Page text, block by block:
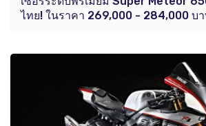
ไทย! ในราคา 269,000 - 284,000 บ